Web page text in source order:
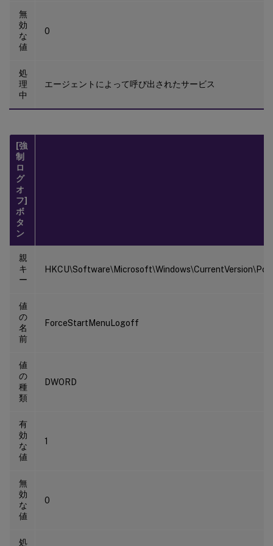
無
効
な
値
0
処
理
中
エージェントによって呼び出されたサービス
[強
制
ロ
グ
オ
フ]
ボ
タ
ン
親
キ
ー
値
の
名
前
ForceStartMenuLogoff
値
の
種
類
DWORD
有
効
な
値
1
無
効
な
値
0
処